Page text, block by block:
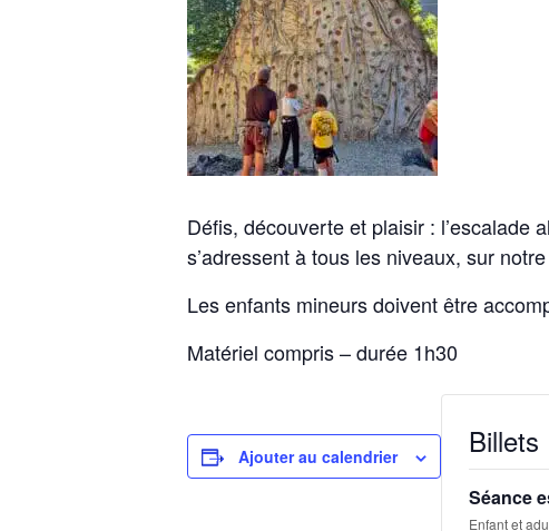
Défis, découverte et plaisir : l’escalade
s’adressent à tous les niveaux, sur
Les enfants mineurs doivent être
Matériel compris – durée 1h30
Ajouter au calendrier Billets
Séance
Enfant et